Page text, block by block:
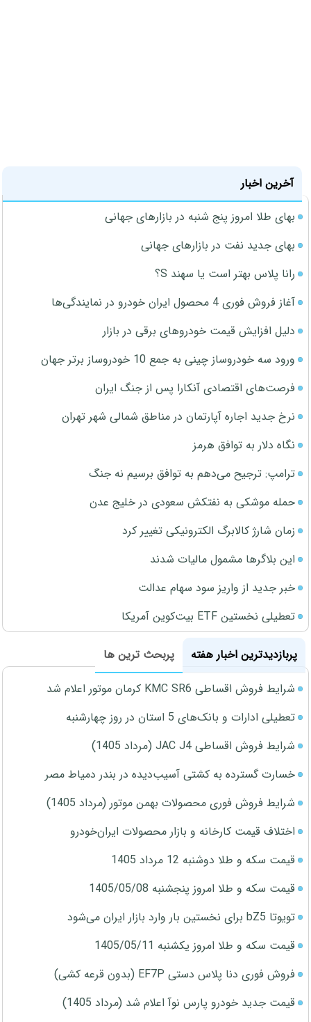
آخرین اخبار
بهای طلا امروز پنج شنبه در بازارهای جهانی
بهای جدید نفت در بازارهای جهانی
رانا پلاس بهتر است یا سهند S؟
آغاز فروش فوری 4 محصول ایران خودرو در نمایندگی‌ها
دلیل افزایش قیمت خودروهای برقی در بازار
ورود سه خودروساز چینی به جمع 10 خودروساز برتر جهان
فرصت‌های اقتصادی آنکارا پس از جنگ ایران
نرخ جدید اجاره آپارتمان در مناطق شمالی شهر تهران
نگاه دلار به توافق هرمز
ترامپ: ترجیح می‌دهم به توافق برسیم نه جنگ
حمله موشکی به نفتکش سعودی در خلیج عدن
زمان شارژ کالابرگ الکترونیکی تغییر کرد
این بلاگرها مشمول مالیات شدند
خبر جدید از واریز سود سهام عدالت
تعطیلی نخستین ETF بیت‌کوین آمریکا
پربازدیدترین اخبار هفته
پربحث ترین ها
شرایط فروش اقساطی KMC SR6 کرمان موتور اعلام شد
تعطیلی ادارات و بانک‌های 5 استان در روز چهارشنبه
شرایط فروش اقساطی JAC J4 (مرداد 1405)
خسارت گسترده به کشتی آسیب‌دیده در بندر دمیاط مصر
شرایط فروش فوری محصولات بهمن موتور (مرداد 1405)
اختلاف قیمت کارخانه و بازار محصولات ایران‌خودرو
قیمت سکه و طلا دوشنبه 12 مرداد 1405
قیمت سکه و طلا امروز پنجشنبه 1405/05/08
تویوتا bZ5 برای نخستین بار وارد بازار ایران می‌شود
قیمت سکه و طلا امروز یکشنبه 1405/05/11
فروش فوری دنا پلاس دستی EF7P (بدون قرعه کشی)
قیمت جدید خودرو پارس نوآ اعلام شد (مرداد 1405)